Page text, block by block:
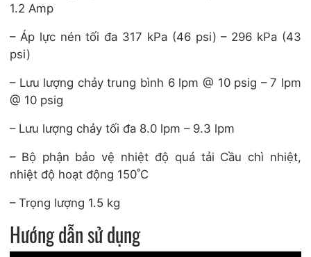
1.2 Amp
– Áp lực nén tối đa 317 kPa (46 psi) – 296 kPa (43
psi)
– Lưu lượng chảy trung bình 6 lpm @ 10 psig – 7 lpm
@ 10 psig
– Lưu lượng chảy tối đa 8.0 lpm – 9.3 lpm
– Bộ phận bảo vệ nhiệt độ quá tải Cầu chì nhiệt,
nhiệt độ hoạt động 150˚C
– Trọng lượng 1.5 kg
Hướng dẫn sử dụng